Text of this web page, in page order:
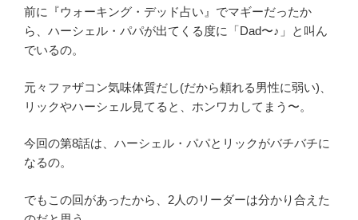
の
終
わ
せ
方”ツ
コ
ミ
イ
前に『ウォーキング・デッド占い』でマギーだったか
ら、ハーシェル・パパが出てくる度に「Dad〜♪」と叫ん
でいるの。
元々ファザコン気味体質だし(だから頼れる男性に弱い)、
リックやハーシェル見てると、ホンワカしてまう〜。
今回の第8話は、ハーシェル・パパとリックがバチバチに
なるの。
でもこの回があったから、2人のリーダーは分かり合えた